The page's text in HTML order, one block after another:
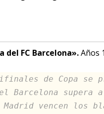
del FC Barcelona».Años
de Copa se
Barcelona
vencen los